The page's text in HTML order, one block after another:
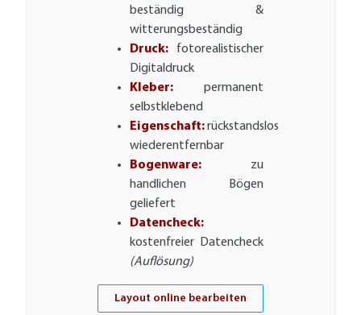
beständig &
witterungsbeständig
Druck:fotorealistischer
Digitaldruck
Kleber:permanent
selbstklebend
Eigenschaft:rückstandslos
wiederentfernbar
Bogenware:zu
handlichen Bögen
geliefert
Datencheck:
kostenfreier Datencheck
(Auflösung)
Layout online bearbeiten